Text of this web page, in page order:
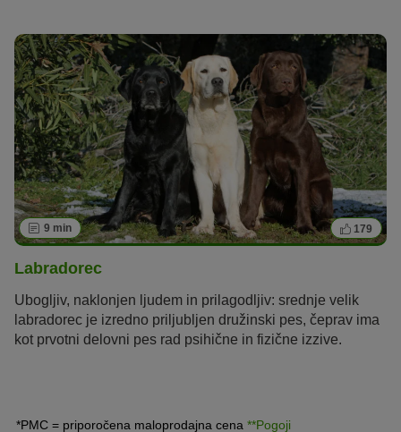
9 min 179
Labradorec
Ubogljiv, naklonjen ljudem in prilagodljiv: srednje velik
labradorec je izredno priljubljen družinski pes, čeprav ima
kot prvotni delovni pes rad psihične in fizične izzive.
*PMC = priporočena maloprodajna cena **Pogoji